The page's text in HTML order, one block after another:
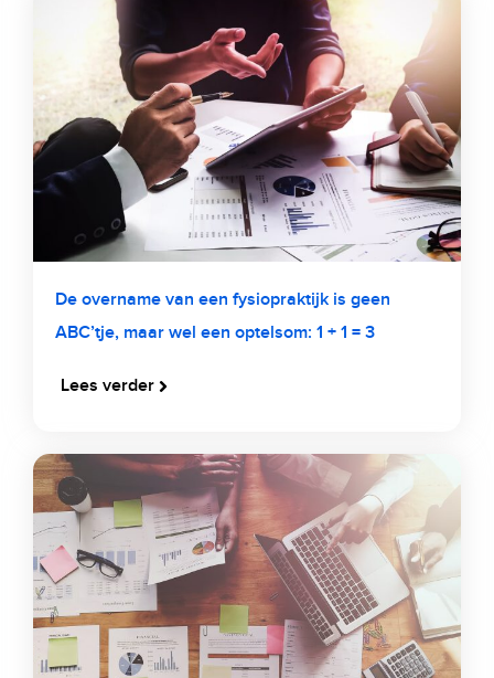
De overname van een fysiopraktijk is geen
ABC’tje, maar wel een optelsom: 1 + 1 = 3
Lees verder